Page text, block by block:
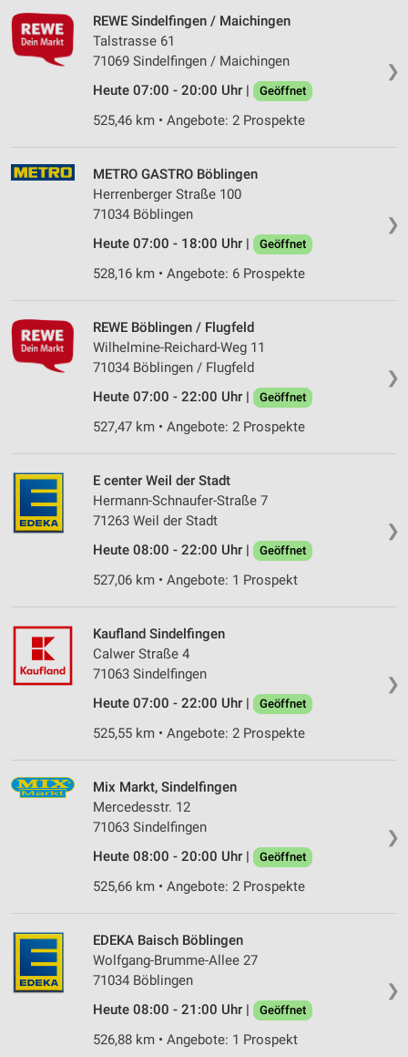
❯
REWE Sindelfingen / Maichingen
Talstrasse 61
71069 Sindelfingen / Maichingen
Heute 07:00 - 20:00 Uhr |
Geöffnet
525,46 km • Angebote: 2 Prospekte
❯
METRO GASTRO Böblingen
Herrenberger Straße 100
71034 Böblingen
Heute 07:00 - 18:00 Uhr |
Geöffnet
528,16 km • Angebote: 6 Prospekte
❯
REWE Böblingen / Flugfeld
Wilhelmine-Reichard-Weg 11
71034 Böblingen / Flugfeld
Heute 07:00 - 22:00 Uhr |
Geöffnet
527,47 km • Angebote: 2 Prospekte
❯
E center Weil der Stadt
Hermann-Schnaufer-Straße 7
71263 Weil der Stadt
Heute 08:00 - 22:00 Uhr |
Geöffnet
527,06 km • Angebote: 1 Prospekt
❯
Kaufland Sindelfingen
Calwer Straße 4
71063 Sindelfingen
Heute 07:00 - 22:00 Uhr |
Geöffnet
525,55 km • Angebote: 2 Prospekte
❯
Mix Markt, Sindelfingen
Mercedesstr. 12
71063 Sindelfingen
Heute 08:00 - 20:00 Uhr |
Geöffnet
525,66 km • Angebote: 2 Prospekte
❯
EDEKA Baisch Böblingen
Wolfgang-Brumme-Allee 27
71034 Böblingen
Heute 08:00 - 21:00 Uhr |
Geöffnet
526,88 km • Angebote: 1 Prospekt